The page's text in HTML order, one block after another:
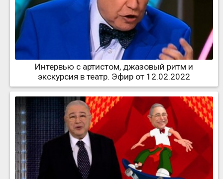
Интервью с артистом, джазовый ритм и
экскурсия в театр. Эфир от 12.02.2022